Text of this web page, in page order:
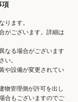
項
ります。
がございます。詳細は
なる場合がございます
い。
や設備が変更されてい
物管理側が許可を出し
合もございますのでご